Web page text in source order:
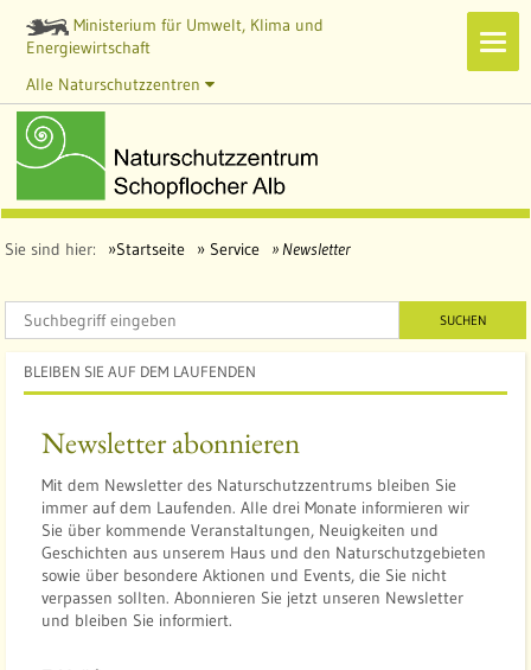
Ministerium für Umwelt, Klima und
Energiewirtschaft
Alle Naturschutzzentren
Sie sind hier: Startseite Service Newsletter
SUCHEN
BLEIBEN SIE AUF DEM LAUFENDEN
Newsletter abonnieren
Mit dem Newsletter des Naturschutzzentrums bleiben Sie
immer auf dem Laufenden. Alle drei Monate informieren wir
Sie über kommende Veranstaltungen, Neuigkeiten und
Geschichten aus unserem Haus und den Naturschutzgebieten
sowie über besondere Aktionen und Events, die Sie nicht
verpassen sollten. Abonnieren Sie jetzt unseren Newsletter
und bleiben Sie informiert.